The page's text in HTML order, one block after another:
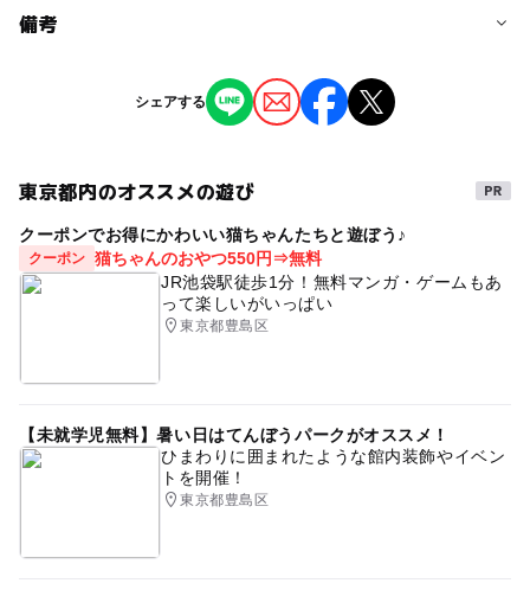
予約/応募
備考
※掲載の情報は天候や主催者側の都合などにより変更にな
ることがあります。
シェアする
東京都内のオススメの遊び
クーポンでお得にかわいい猫ちゃんたちと遊ぼう♪
クーポン 猫ちゃんのおやつ550円⇒無料
JR池袋駅徒歩1分！無料マンガ・ゲームもあ
って楽しいがいっぱい
東京都豊島区
【未就学児無料】暑い日はてんぼうパークがオススメ！
ひまわりに囲まれたような館内装飾やイベン
トを開催！
東京都豊島区